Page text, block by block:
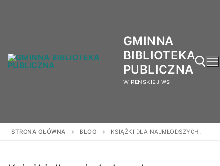
GMINNA
BIBLIOTEKA
PUBLICZNA
W REŃSKIEJ WSI
STRONA GŁÓWNA BLOG KSIĄŻKI DLA NAJMŁODSZYCH.